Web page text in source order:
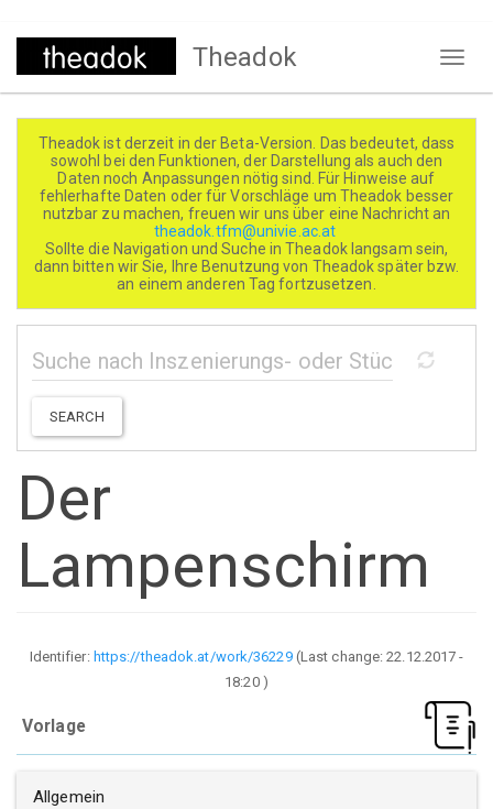
Direkt
Theadok
Theadok ist derzeit in der Beta-Version. Das bedeutet, dass
sowohl bei den Funktionen, der Darstellung als auch den
Daten noch Anpassungen nötig sind. Für Hinweise auf
fehlerhafte Daten oder für Vorschläge um Theadok besser
nutzbar zu machen, freuen wir uns über eine Nachricht an
theadok.tfm@univie.ac.at
Sollte die Navigation und Suche in Theadok langsam sein,
dann bitten wir Sie, Ihre Benutzung von Theadok später bzw.
an einem anderen Tag fortzusetzen.
SEARCH
Der
Lampenschirm
Identifier: https://theadok.at/work/36229(Last change:22.12.2017 -
18:20)
Vorlage
Allgemein